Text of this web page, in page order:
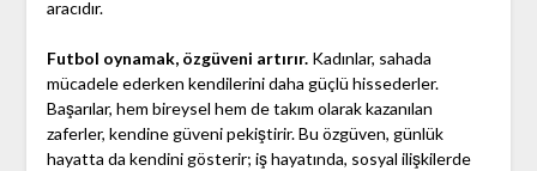
aracıdır.
Futbol oynamak, özgüveni artırır.Kadınlar, sahada
mücadele ederken kendilerini daha güçlü hissederler.
Başarılar, hem bireysel hem de takım olarak kazanılan
zaferler, kendine güveni pekiştirir. Bu özgüven, günlük
hayatta da kendini gösterir; iş hayatında, sosyal ilişkilerde